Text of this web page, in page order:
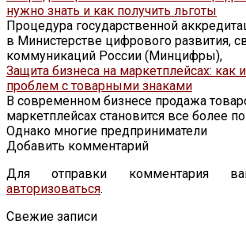
нужно знать и как получить льготы
Процедура государственной
в Министерстве цифрового развития,
коммуникаций России (Минцифры),
Защита бизнеса на маркетплейсах: как
проблем с товарными знаками
В современном бизнесе продажа
маркетплейсах становится все более
Однако многие предприниматели
Добавить комментарий
Для отправки комментария
авторизоваться.
Свежие записи